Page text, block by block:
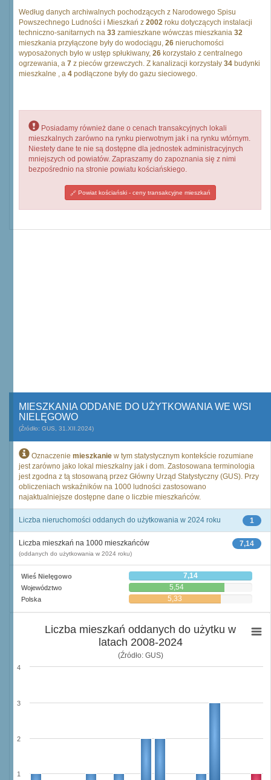
Według danych archiwalnych pochodzących z Narodowego Spisu
Powszechnego Ludności i Mieszkań z 2002 roku dotyczących instalacji
techniczno-sanitarnych na 33 zamieszkane wówczas mieszkania 32
mieszkania przyłączone były do wodociągu, 26 nieruchomości
wyposażonych było w ustęp spłukiwany, 26 korzystało z centralnego
ogrzewania, a 7 z pieców grzewczych. Z kanalizacji korzystały 34 budynki
mieszkalne , a 4 podłączone były do gazu sieciowego.
Posiadamy również dane o cenach transakcyjnych lokali
mieszkalnych zarówno na rynku pierwotnym jak i na rynku wtórnym.
Niestety dane te nie są dostępne dla jednostek administracyjnych
mniejszych od powiatów. Zapraszamy do zapoznania się z nimi
bezpośrednio na stronie powiatu kościańskiego.
Powiat kościański - ceny transakcyjne mieszkań
MIESZKANIA ODDANE DO UŻYTKOWANIA WE WSI
NIELĘGOWO
(Źródło: GUS, 31.XII.2024)
Oznaczenie mieszkanie w tym statystycznym kontekście rozumiane
jest zarówno jako lokal mieszkalny jak i dom. Zastosowana terminologia
jest zgodna z tą stosowaną przez Główny Urząd Statystyczny (GUS). Przy
obliczeniach wskaźników na 1000 ludności zastosowano
najaktualniejsze dostępne dane o liczbie mieszkańców.
1
Liczba nieruchomości oddanych do użytkowania w 2024 roku
7,14
Liczba mieszkań na 1000 mieszkańców
(oddanych do użytkowania w 2024 roku)
Wieś Nielęgowo 7,14
Województwo 5,54
Polska 5,33
Liczba mieszkań oddanych do użytku w
latach 2008-2024
(Źródło: GUS)
1
2
3
4